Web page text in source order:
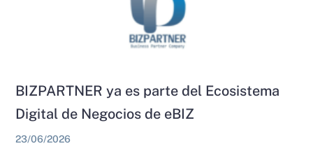
BIZPARTNER ya es parte del Ecosistema
Digital de Negocios de eBIZ
23/06/2026